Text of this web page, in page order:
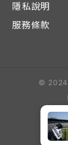
隱私說明
服務條款
©